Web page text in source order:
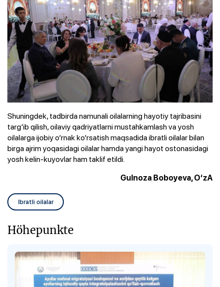
Shuningdek, tadbirda namunali oilalarning hayotiy tajribasini
targ‘ib qilish, oilaviy qadriyatlarni mustahkamlash va yosh
oilalarga ijobiy o‘rnak ko‘rsatish maqsadida ibratli oilalar bilan
birga ajrim yoqasidagi oilalar hamda yangi hayot ostonasidagi
yosh kelin-kuyovlar ham taklif etildi.
Gulnoza Boboyeva, O‘zA
Ibratli oilalar
Höhepunkte